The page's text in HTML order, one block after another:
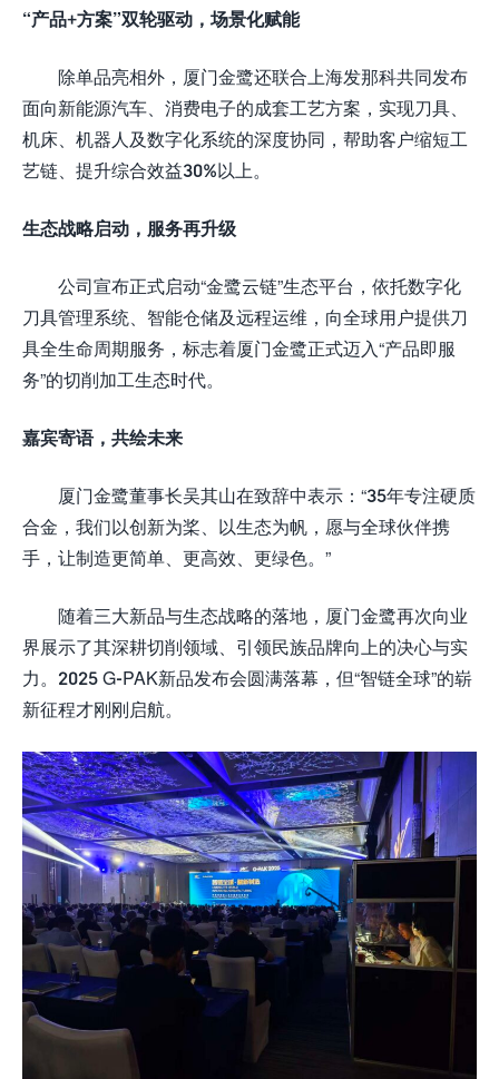
“产品+方案”双轮驱动，场景化赋能
除单品亮相外，厦门金鹭还联合上海发那科共同发布
面向新能源汽车、消费电子的成套工艺方案，实现刀具、
机床、机器人及数字化系统的深度协同，帮助客户缩短工
艺链、提升综合效益30%以上。
生态战略启动，服务再升级
公司宣布正式启动“金鹭云链”生态平台，依托数字化
刀具管理系统、智能仓储及远程运维，向全球用户提供刀
具全生命周期服务，标志着厦门金鹭正式迈入“产品即服
务”的切削加工生态时代。
嘉宾寄语，共绘未来
厦门金鹭董事长吴其山在致辞中表示：“35年专注硬质
合金，我们以创新为桨、以生态为帆，愿与全球伙伴携
手，让制造更简单、更高效、更绿色。”
随着三大新品与生态战略的落地，厦门金鹭再次向业
界展示了其深耕切削领域、引领民族品牌向上的决心与实
力。2025 G-PAK新品发布会圆满落幕，但“智链全球”的崭
新征程才刚刚启航。